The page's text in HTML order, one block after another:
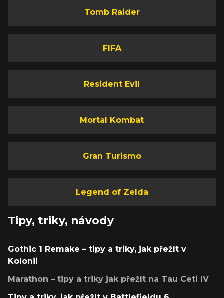
Tomb Raider
FIFA
Resident Evil
Mortal Kombat
Gran Turismo
Legend of Zelda
Tipy, triky, návody
Gothic 1 Remake – tipy a triky, jak přežít v
Kolonii
Marathon – tipy a triky jak přežít na Tau Ceti IV